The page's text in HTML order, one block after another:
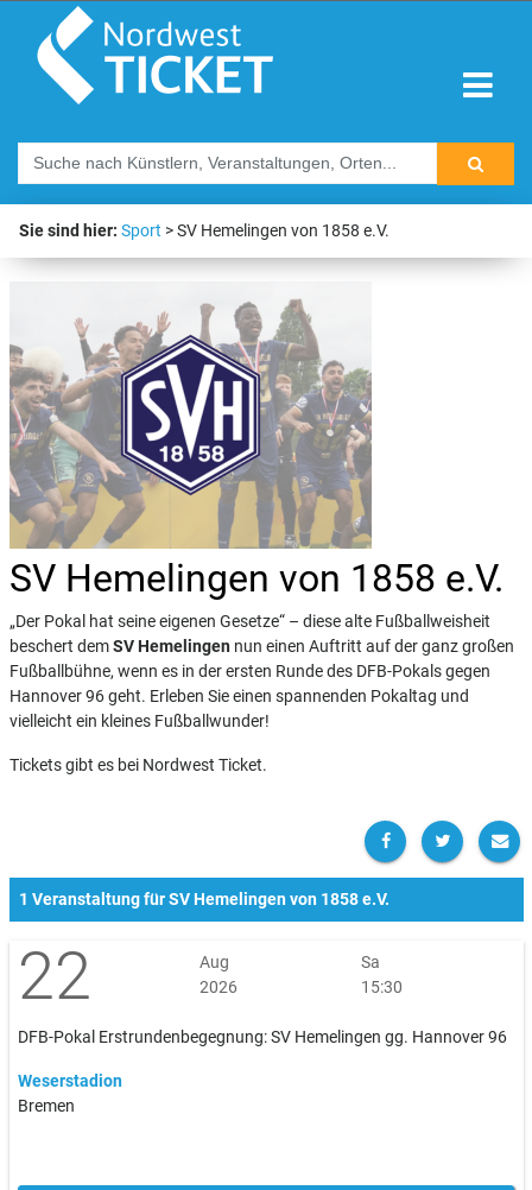
Sie sind hier: Sport SV Hemelingen von 1858 e.V.
SV Hemelingen von 1858 e.V.
„Der Pokal hat seine eigenen Gesetze“ – diese alte Fußballweisheit
beschert demSV Hemelingennun einen Auftritt auf der ganz großen
Fußballbühne, wenn es in der ersten Runde des DFB-Pokals gegen
Hannover 96 geht. Erleben Sie einen spannenden Pokaltag und
vielleicht ein kleines Fußballwunder!
Tickets gibt es bei Nordwest Ticket.
1 Veranstaltung für SV Hemelingen von 1858 e.V.
22
Aug
2026
Sa
15:30
DFB-Pokal Erstrundenbegegnung: SV Hemelingen gg. Hannover 96
Weserstadion
Bremen